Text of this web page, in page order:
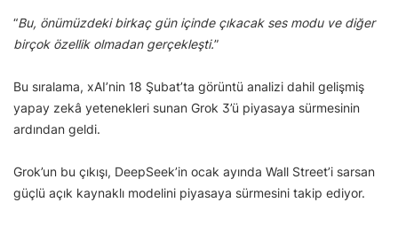
“Bu, önümüzdeki birkaç gün içinde çıkacak ses modu ve diğer
birçok özellik olmadan gerçekleşti.”
Bu sıralama, xAI’nin 18 Şubat’ta görüntü analizi dahil gelişmiş
yapay zekâ yetenekleri sunan Grok 3’ü piyasaya sürmesinin
ardından geldi.
Grok’un bu çıkışı, DeepSeek’in ocak ayında Wall Street’i sarsan
güçlü açık kaynaklı modelini piyasaya sürmesini takip ediyor.